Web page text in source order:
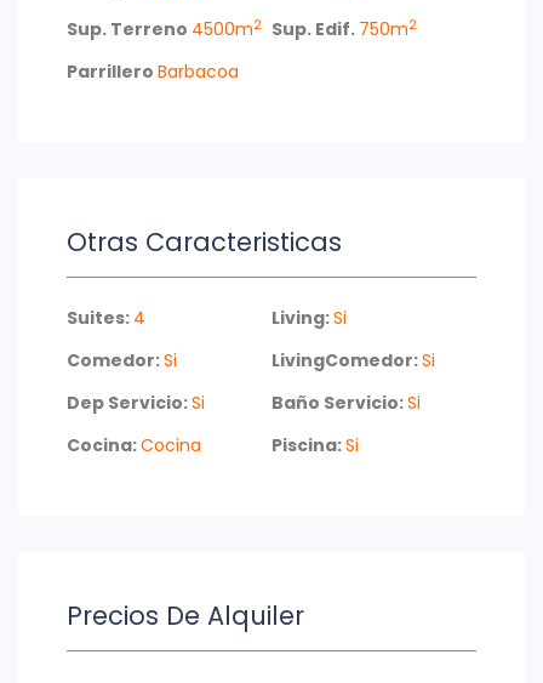
Sup. Terreno 4500m2 Sup. Edif. 750m2
Parrillero Barbacoa
Otras Caracteristicas
Suites: 4 Living:Si
Comedor:Si LivingComedor:Si
Dep Servicio:Si Baño Servicio:Si
Cocina:Cocina Piscina:Si
Precios De Alquiler